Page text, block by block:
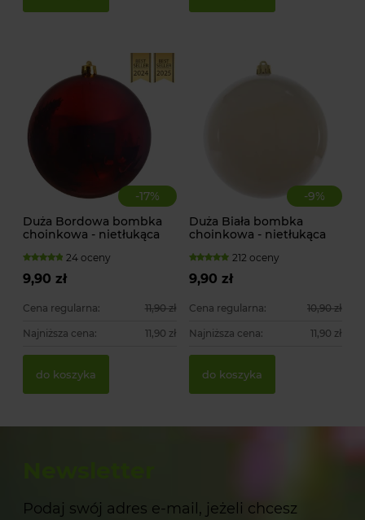
-17%
Duża Bordowa bombka
choinkowa - nietłukąca
24 oceny
9,90 zł
Cena regularna: 11,90 zł
Najniższa cena: 11,90 zł
do koszyka
-9%
Duża Biała bombka
choinkowa - nietłukąca
212 oceny
9,90 zł
Cena regularna: 10,90 zł
Najniższa cena: 11,90 zł
do koszyka
Podaj swój adres e-mail, jeżeli chcesz